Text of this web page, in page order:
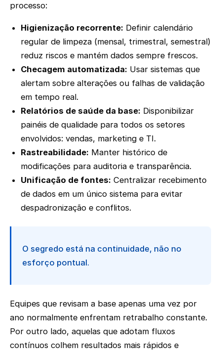
processo:
Higienização recorrente: Definir calendário
regular de limpeza (mensal, trimestral, semestral)
reduz riscos e mantém dados sempre frescos.
Checagem automatizada: Usar sistemas que
alertam sobre alterações ou falhas de validação
em tempo real.
Relatórios de saúde da base: Disponibilizar
painéis de qualidade para todos os setores
envolvidos: vendas, marketing e TI.
Rastreabilidade: Manter histórico de
modificações para auditoria e transparência.
Unificação de fontes: Centralizar recebimento
de dados em um único sistema para evitar
despadronização e conflitos.
O segredo está na continuidade, não no
esforço pontual.
Equipes que revisam a base apenas uma vez por
ano normalmente enfrentam retrabalho constante.
Por outro lado, aquelas que adotam fluxos
contínuos colhem resultados mais rápidos e